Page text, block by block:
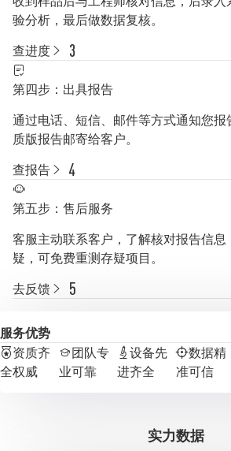
验分析，最后做数据复核。
查进度
第四步：出具报告
通过电话、短信、邮件等方式通知您
质版报告邮寄给客户。
查报告
第五步：售后服务
客服主动联系客户，了解核对报告信
疑，可免费重测存疑项目。
去反馈
服务优势
资质齐
全权威
团队专
业可靠
设备先
进齐全
数据精
准可信
实力数据